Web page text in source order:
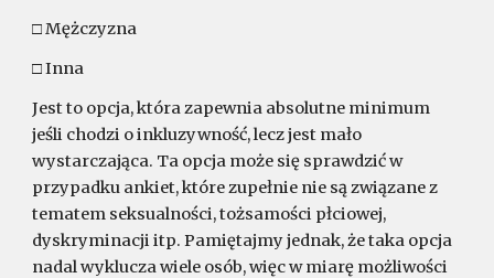
□ Mężczyzna
□ Inna
Jest to opcja, która zapewnia absolutne minimum
jeśli chodzi o inkluzywność, lecz jest mało
wystarczająca. Ta opcja może się sprawdzić w
przypadku ankiet, które zupełnie nie są związane z
tematem seksualności, tożsamości płciowej,
dyskryminacji itp. Pamiętajmy jednak, że taka opcja
nadal wyklucza wiele osób, więc w miarę możliwości